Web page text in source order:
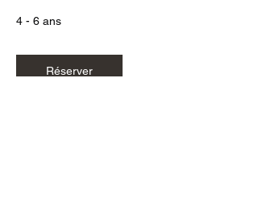
4 - 6 ans
Réserver